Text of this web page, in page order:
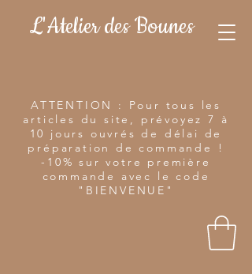
L'Atelier des Bounes
ATTENTION : Pour tous les
articles du site, prévoyez 7 à
10 jours ouvrés de délai de
préparation de commande !
-10% sur votre première
commande avec le code
"BIENVENUE"